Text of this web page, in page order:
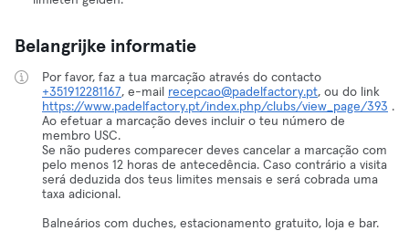
Belangrijke informatie
Por favor, faz a tua marcação através do contacto
+351912281167, e-mail recepcao@padelfactory.pt, ou do link
https://www.padelfactory.pt/index.php/clubs/view_page/393 .
Ao efetuar a marcação deves incluir o teu número de
membro USC.
Se não puderes comparecer deves cancelar a marcação com
pelo menos 12 horas de antecedência. Caso contrário a visita
será deduzida dos teus limites mensais e será cobrada uma
taxa adicional.
Balneários com duches, estacionamento gratuito, loja e bar.